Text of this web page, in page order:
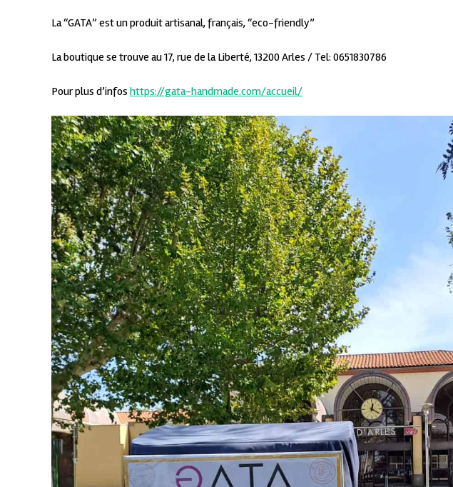
La “GATA” est un produit artisanal, français, “eco-friendly”
La boutique se trouve au 17, rue de la Liberté, 13200 Arles / Tel: 0651830786
Pour plus d’infos https://gata-handmade.com/accueil/